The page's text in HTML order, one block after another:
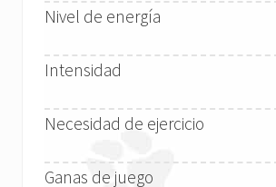
Nivel de energía
Intensidad
Necesidad de ejercicio
Ganas de juego